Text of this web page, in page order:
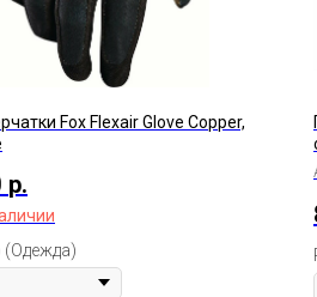
Fox Flexair Glove Copper,
р.
(Одежда)